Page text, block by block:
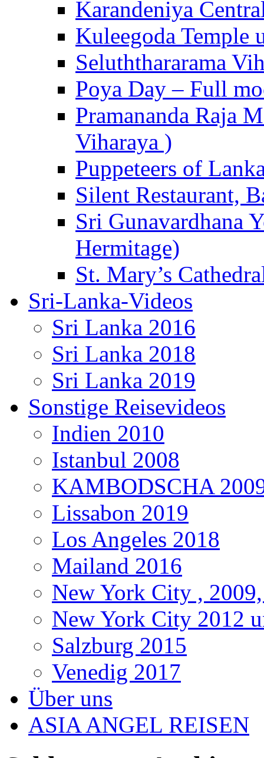
Karandeniya
Kuleegoda Temple
Seluththararama
Poya Day – Full
Pramananda Raja
Viharaya )
Puppeteers of
Silent Restaurant,
Sri Gunavardhana
Hermitage)
St. Mary’s
Sri-Lanka-Videos
Sri Lanka 2016
Sri Lanka 2018
Sri Lanka 2019
Sonstige Reisevideos
Indien 2010
Istanbul 2008
KAMBODSCHA
Lissabon 2019
Los Angeles 2018
Mailand 2016
New York City ,
New York City 2012
Salzburg 2015
Venedig 2017
Über uns
ASIA ANGEL REISEN